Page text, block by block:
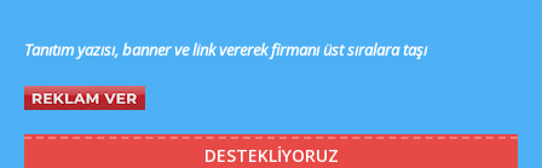
Tanıtım yazısı, banner ve link vererek firmanı üst sıralara taşı
DESTEKLIYORUZ